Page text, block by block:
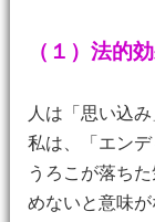
（１）法的
人は「思い込み
私は、「エン
うろこが落ち
めないと意味